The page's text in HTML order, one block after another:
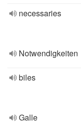
necessaries
Notwendigkeiten
biles
Galle